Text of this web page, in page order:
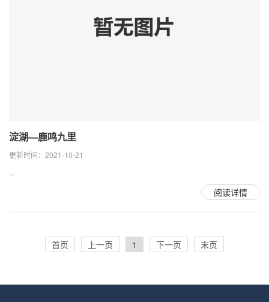
淀湖—鹿鸣九里
更新时间：2021-10-21
...
阅读详情
首页 上一页 1 下一页 末页